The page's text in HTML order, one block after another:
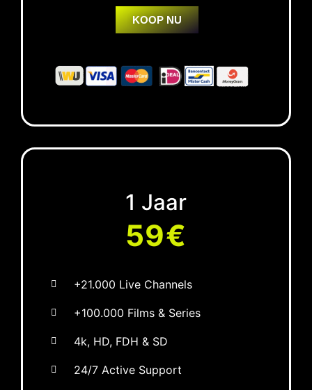
KOOP NU
1 Jaar
59€
+21.000 Live Channels
+100.000 Films & Series
4k, HD, FDH & SD
24/7 Active Support